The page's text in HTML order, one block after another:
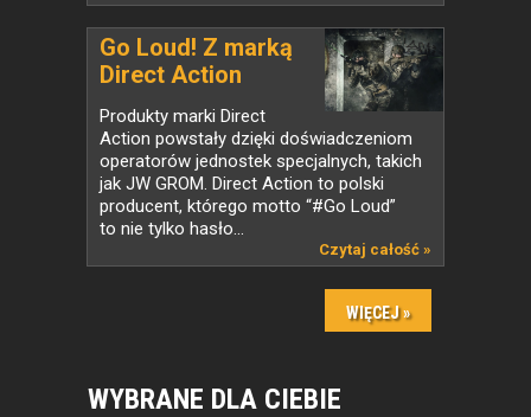
Go Loud! Z marką
Direct Action
Produkty marki Direct
Action powstały dzięki doświadczeniom
operatorów jednostek specjalnych, takich
jak JW GROM. Direct Action to polski
producent, którego motto “#Go Loud”
to nie tylko hasło...
Czytaj całość »
WYBRANE DLA CIEBIE